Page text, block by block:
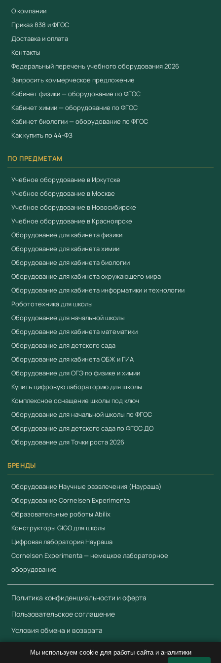
Применение в образовательном процессе
Оборудование применяется в образовательном
процессе для проведения практических занятий,
лабораторных работ и демонстрационных
экспериментов. Соответствует требованиям ФГОС и
Приказа № 838 Минпросвещения от 28.11.2024 к
оснащению образовательных учреждений.
Преимущества
Соответствует ФГОС и Приказу № 838
Приоритет при госзакупках по 44-ФЗ для продукции
616)
Полная комплектация с документацией
Гарантия производителя
Работаем по 44-ФЗ и 223-ФЗ — полный пакет
документов для госзакупок
Купить "Плавание и погружение" Комплект
лабораторного оборудования. в Учебный
стандарт
Компания «Учебный стандарт» (ИНН 3801158281) —
официальный поставщик образовательного
оборудования с 2018 года. Поставляем оборудование,
включённое в реестр промышленной продукции
Минпромторга (ПП РФ № 719). Предоставляем выписку
из реестра, сертификаты ЕАЭС. Предоставляем счета-
фактуры, товарные накладные и гарантийные талоны.
Работаем по 44-ФЗ и 223-ФЗ. Доставка по всей России
от 3 рабочих дней. Для расчёта коммерческого
предложения:
+7 (904) 115-00-56
Произведено компаниейCornelsen Experimenta
(Германия) — ведущий европейский производитель
учебного лабораторного оборудования с 1960-х годов.
Соответствует требованиям
Минпросвещения. Поставляется с сертификатами
ЕАЭС.
Смотрите также
"Механика 1" Комплект лабораторного оборудования
оборудования
"Солнечная энергия" Комплект лабораторного
оборудования
О компании
Приказ 838 и ФГОС
Доставка и оплата
Контакты
Федеральный перечень учебного оборудования 2026
Запросить коммерческое предложение
Кабинет физики — оборудование по ФГОС
Кабинет химии — оборудование по ФГОС
Кабинет биологии — оборудование по ФГОС
Как купить по 44-ФЗ
ПО ПРЕДМЕТАМ
Учебное оборудование в Иркутске
Учебное оборудование в Москве
Учебное оборудование в Новосибирске
Учебное оборудование в Красноярске
Оборудование для кабинета физики
Оборудование для кабинета химии
Оборудование для кабинета биологии
Оборудование для кабинета окружающего мира
Оборудование для кабинета информатики и технологии
Робототехника для школы
Оборудование для начальной школы
Оборудование для кабинета математики
Оборудование для детского сада
Оборудование для кабинета ОБЖ и ГИА
Оборудование для ОГЭ по физике и химии
Купить цифровую лабораторию для школы
Комплексное оснащение школы под ключ
Оборудование для начальной школы по ФГОС
Оборудование для детского сада по ФГОС ДО
Оборудование для Точки роста 2026
БРЕНДЫ
Оборудование Научные развлечения (Наураша)
Оборудование Cornelsen Experimenta
Образовательные роботы Abilix
Конструкторы GIGO для школы
Цифровая лаборатория Наураша
Cornelsen Experimenta — немецкое лабораторное
оборудование
Политика конфиденциальности и оферта
Пользовательское соглашение
Условия обмена и возврата
КаталогМы используем cookie для работы сайта и аналитики